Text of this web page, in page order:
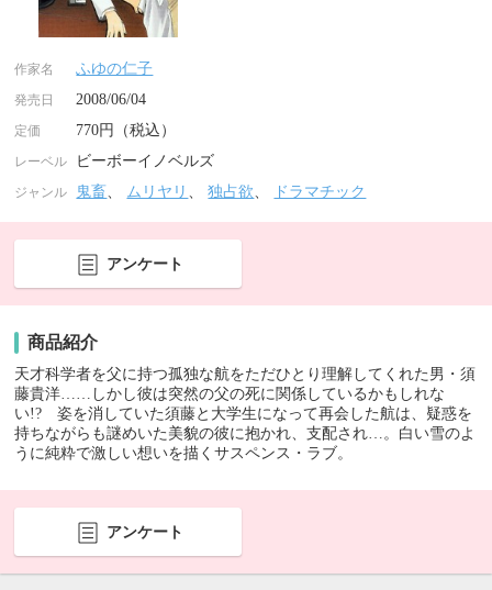
作家名 ふゆの仁子
発売日 2008/06/04
定価 770円（税込）
レーベル ビーボーイノベルズ
ジャンル 鬼畜、 ムリヤリ 、独占欲、 ドラマチック
アンケート
商品紹介
天才科学者を父に持つ孤独な航をただひとり理解してくれた男・須
藤貴洋……しかし彼は突然の父の死に関係しているかもしれな
い!? 姿を消していた須藤と大学生になって再会した航は、疑惑を
持ちながらも謎めいた美貌の彼に抱かれ、支配され…。白い雪のよ
うに純粋で激しい想いを描くサスペンス・ラブ。
アンケート